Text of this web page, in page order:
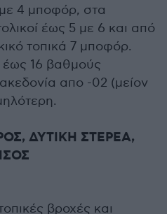
4 μποφόρ, στα
έως 5 με 6 και από
τοπικά 7 μποφόρ.
16 βαθμούς
απο -02 (μείον
ΔΥΤΙΚΗ ΣΤΕΡΕΑ,
βροχές και